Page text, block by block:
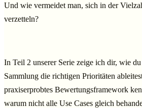
Und wie vermeidet man, sich in der
verzetteln?
In Teil 2 unserer Serie zeige ich dir, wie du
Sammlung die richtigen Prioritäten
praxiserprobtes Bewertungsframework
warum nicht alle Use Cases gleich